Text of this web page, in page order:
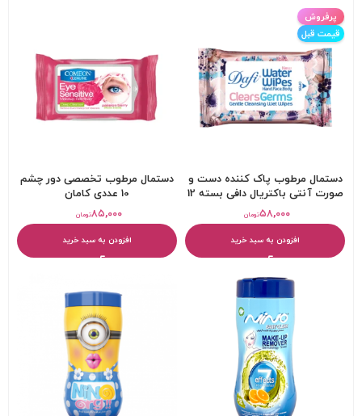
پرفروش
قیمت قبل
دستمال مرطوب پاک کننده دست و
صورت آنتی باکتریال دافی بسته 12
عددیتومان۵۸,۰۰۰
افزودن به سبد خرید
دستمال مرطوب تخصصی دور چشم
10 عددی کامان
تومان۸۵,۰۰۰
افزودن به سبد خرید